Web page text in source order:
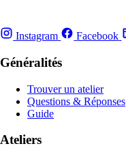
Instagram Facebook
Généralités
Trouver un atelier
Questions & Réponses
Guide
Ateliers